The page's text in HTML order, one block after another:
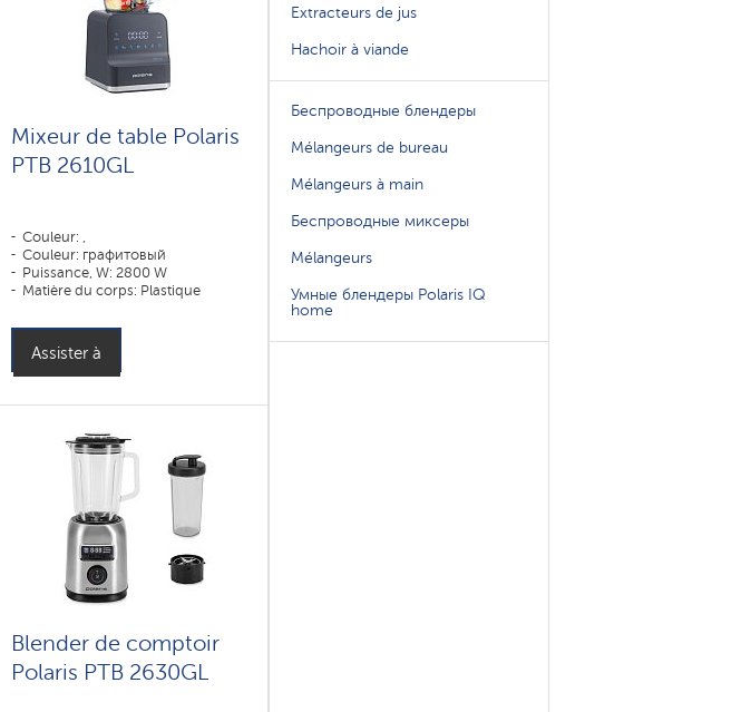
Mixeur de table Polaris
PTB 2610GL
Couleur: ,
Couleur: графитовый
Puissance, W: 2800 W
Matière du corps: Plastique
Assister à
Blender de comptoir
Polaris PTB 2630GL
Extracteurs de jus
Hachoir à viande
Беспроводные блендеры
Mélangeurs de bureau
Mélangeurs à main
Беспроводные миксеры
Mélangeurs
Умные блендеры Polaris IQ
home